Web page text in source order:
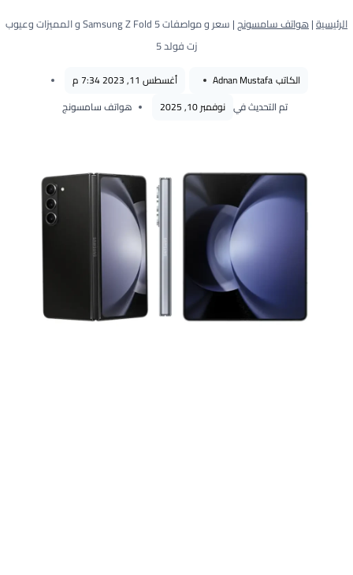
الرئيسية|هواتف سامسونج|
سعر و مواصفات Samsung Z Fold 5 و المميزات وعيوب
زت فولد 5
الكاتبAdnan Mustafa
أغسطس 11, 2023 7:34 م
تم التحديث في نوفمبر 10, 2025 هواتف سامسونج